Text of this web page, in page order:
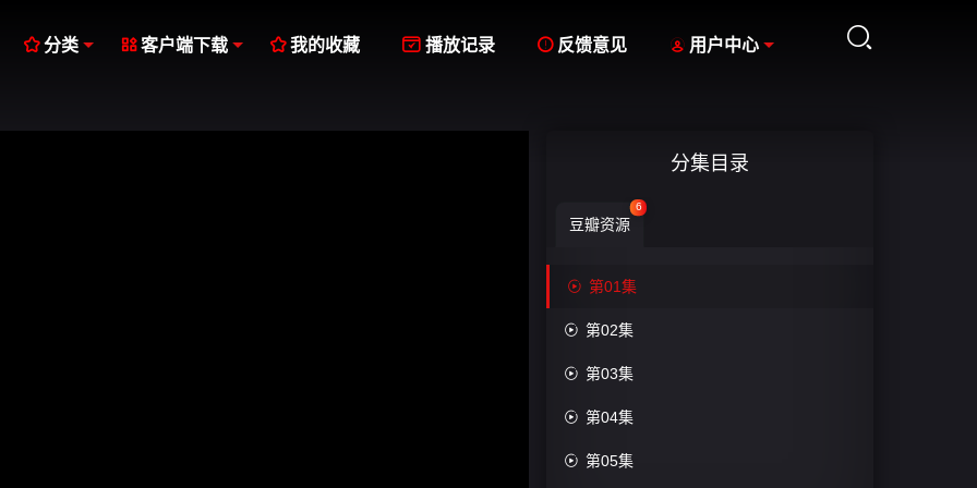

分类 客户端下载 我的收藏  播放记录  反馈意见  用户中心
分集目录
豆瓣资源
6
 第01集
 第02集
 第03集
 第04集
 第05集